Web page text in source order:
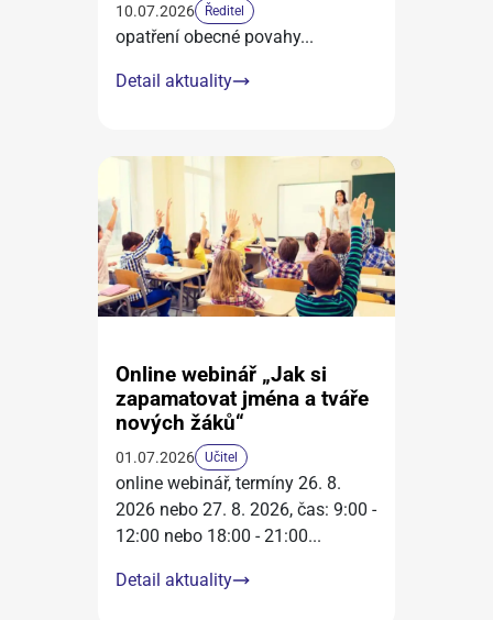
10.07.2026 Ředitel
opatření obecné povahy...
Detail aktuality
Online webinář „Jak si
zapamatovat jména a tváře
nových žáků“
01.07.2026 Učitel
online webinář, termíny 26. 8.
2026 nebo 27. 8. 2026, čas: 9:00 -
12:00 nebo 18:00 - 21:00...
Detail aktuality